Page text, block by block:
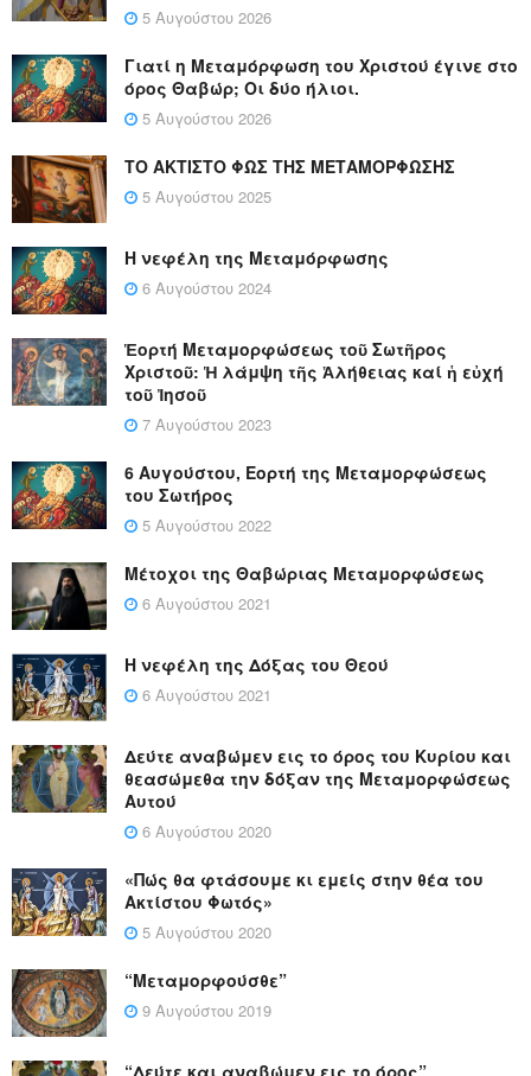
5 Αυγούστου 2026
Γιατί η Μεταμόρφωση του Χριστού έγινε στο
όρος Θαβώρ; Οι δύο ήλιοι.
5 Αυγούστου 2026
ΤΟ ΑΚΤΙΣΤΟ ΦΩΣ ΤΗΣ ΜΕΤΑΜΟΡΦΩΣΗΣ
5 Αυγούστου 2025
Η νεφέλη της Μεταμόρφωσης
6 Αυγούστου 2024
Ἑορτή Μεταμορφώσεως τοῦ Σωτῆρος
Χριστοῦ: Ἡ λάμψη τῆς Ἀλήθειας καί ἡ εὐχή
τοῦ Ἰησοῦ
7 Αυγούστου 2023
6 Αυγούστου, Εορτή της Μεταμορφώσεως
του Σωτήρος
5 Αυγούστου 2022
Μέτοχοι της Θαβώριας Μεταμορφώσεως
6 Αυγούστου 2021
Η νεφέλη της Δόξας του Θεού
6 Αυγούστου 2021
Δεύτε αναβώμεν εις το όρος του Κυρίου και
θεασώμεθα την δόξαν της Μεταμορφώσεως
Αυτού
6 Αυγούστου 2020
«Πώς θα φτάσουμε κι εμείς στην θέα του
Ακτίστου Φωτός»
5 Αυγούστου 2020
“Μεταμορφούσθε”
9 Αυγούστου 2019